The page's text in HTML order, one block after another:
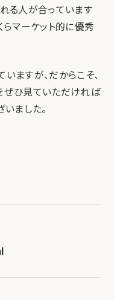
る人が合っています
らマーケット的に優秀
ますが、だからこそ、
ぜひ見ていただければ
いました。